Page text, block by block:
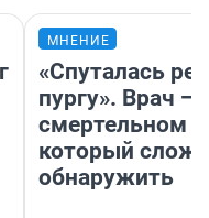
МНЕНИЕ
«Спуталась
пургу». Врач —
смертельном
который
обнаружить